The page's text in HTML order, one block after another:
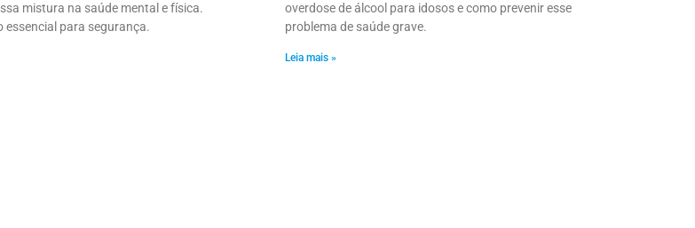
mistura na saúde mental e física.
essencial para segurança.
overdose de álcool para idosos e como prevenir esse
problema de saúde grave.
Leia mais »